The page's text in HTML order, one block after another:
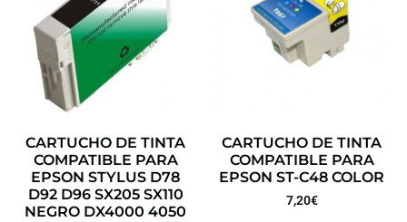
CARTUCHO DE TINTA
COMPATIBLE PARA
EPSON STYLUS D78
D92 D96 SX205 SX110
NEGRO DX4000 4050
CARTUCHO DE TINTA
COMPATIBLE PARA
EPSON ST-C48 COLOR
7,20€